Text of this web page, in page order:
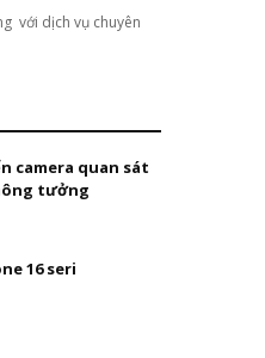
với dịch vụ chuyên
camera quan sát
tưởng
16 seri